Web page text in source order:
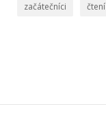
začátečníci čtení